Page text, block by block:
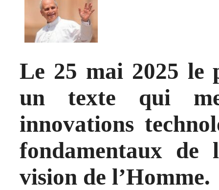
Le 25 mai 2025 le
un texte qui
innovations
fondamentaux
vision de l’Homme.